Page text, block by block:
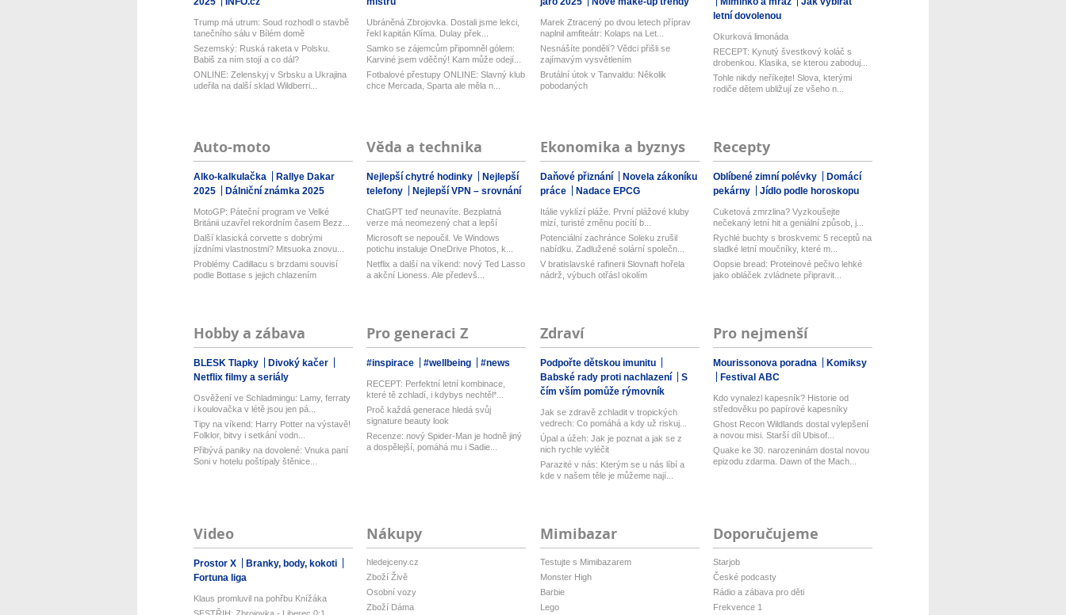
Trump má utrum: Soud rozhodl o stavbě
tanečního sálu v Bílém domě
Sezemský: Ruská raketa v Polsku.
Babiš za ním stojí a co dál?
ONLINE: Zelenskyj v Srbsku a Ukrajina
udeřila na další sklad Wildberri...
Ubráněná Zbrojovka. Dostali jsme lekci,
řekl kapitán Klíma. Dulay přek...
Samko se zájemcům připomněl gólem:
Karviné jsem vděčný! Kam může odejí...
Fotbalové přestupy ONLINE: Slavný klub
chce Mercada, Sparta ale měla n...
Marek Ztracený po dvou letech příprav
naplnil amfiteátr: Kolaps na Let...
Nesnášíte pondělí? Vědci přišli se
zajímavým vysvětlením
Brutální útok v Tanvaldu: Několik
pobodaných
letní dovolenou
Okurková limonáda
RECEPT: Kynutý švestkový koláč s
drobenkou. Klasika, se kterou zaboduj...
Tohle nikdy neříkejte! Slova, kterými
rodiče dětem ubližují ze všeho n...
Auto-moto
Alko-kalkulačka
Rallye Dakar
2025
Dálniční známka 2025
MotoGP: Páteční program ve Velké
Británii uzavřel rekordním časem Bezz...
Další klasická corvette s dobrými
jízdními vlastnostmi? Mitsuoka znovu...
Problémy Cadillacu s brzdami souvisí
podle Bottase s jejich chlazením
Věda a technika
Nejlepší chytré hodinky
Nejlepší
telefony
Nejlepší VPN – srovnání
ChatGPT teď neunavíte. Bezplatná
verze má neomezený chat a lepší
model...
Microsoft se nepoučil. Ve Windows
potichu instaluje OneDrive Photos, k...
Netflix a další na víkend: nový Ted Lasso
a akční Lioness. Ale předevš...
Ekonomika a byznys
Daňové přiznání
Novela zákoníku
práce
Nadace EPCG
Itálie vyklízí pláže. První plážové kluby
mizí, turisté změnu pocítí b...
Potenciální zachránce Soleku zrušil
nabídku. Zadlužené solární společn...
V bratislavské rafinerii Slovnaft hořela
nádrž, výbuch otřásl okolím
Recepty
Oblíbené zimní polévky
Domácí
pekárny
Jídlo podle horoskopu
Cuketová zmrzlina? Vyzkoušejte
nečekaný letní hit a geniální způsob, j...
Rychlé buchty s broskvemi: 5 receptů na
sladké letní moučníky, které m...
Oopsie bread: Proteinové pečivo lehké
jako obláček zvládnete připravit...
Hobby a zábava
BLESK Tlapky
Divoký kačer
Netflix filmy a seriály
Osvěžení ve Schladmingu: Lamy, ferraty
i koulovačka v létě jsou jen pá...
Tipy na víkend: Harry Potter na výstavě!
Folklor, bitvy i setkání vodn...
Přibývá paniky na dovolené: Vnuka paní
Soni v hotelu poštípaly štěnice...
Pro generaci Z
#inspirace #wellbeing #news
RECEPT: Perfektní letní kombinace,
které tě zchladí, i kdybys nechtěl*...
Proč každá generace hledá svůj
signature beauty look
Recenze: nový Spider-Man je hodně jiný
a dospělejší, pomáhá mu i Sadie...
Zdraví
Podpořte dětskou imunitu
Babské rady proti nachlazení
S
čím vším pomůže rýmovník
Jak se zdravě zchladit v tropických
vedrech: Co pomáhá a kdy už riskuj...
Úpal a úžeh: Jak je poznat a jak se z
nich rychle vyléčit
Parazité v nás: Kterým se u nás líbí a
kde v našem těle je můžeme nají...
Pro nejmenší
Mourissonova poradna
Komiksy
Festival ABC
Kdo vynalezl kapesník? Historie od
středověku po papírové kapesníky
Ghost Recon Wildlands dostal vylepšení
a novou misi. Starší díl Ubisof...
Quake ke 30. narozeninám dostal novou
epizodu zdarma. Dawn of the Mach...
Video
Prostor X
Branky, body, kokoti
Fortuna liga
Klaus promluvil na pohřbu Knížáka
Nákupy
hledejceny.cz
Zboží Živě
Osobní vozy
Zboží Dáma
Mimibazar
Testujte s Mimibazarem
Monster High
Barbie
Lego
Doporučujeme
Starjob
České podcasty
Rádio a zábava pro děti
Frekvence 1